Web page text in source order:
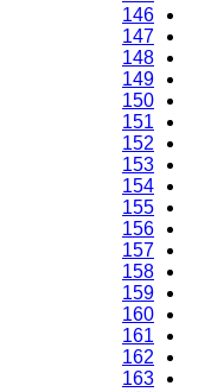
146
147
148
149
150
151
152
153
154
155
156
157
158
159
160
161
162
163